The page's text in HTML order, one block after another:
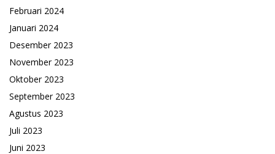
Februari 2024
Januari 2024
Desember 2023
November 2023
Oktober 2023
September 2023
Agustus 2023
Juli 2023
Juni 2023